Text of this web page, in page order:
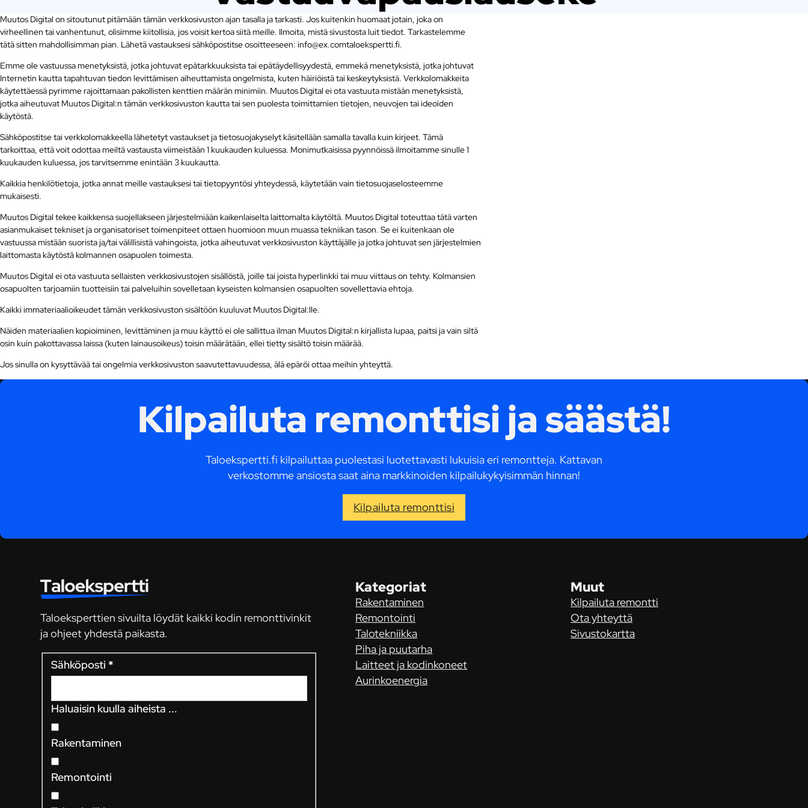
Muutos Digital on sitoutunut pitämään tämän verkkosivuston ajan tasalla ja tarkasti. Jos kuitenkin huomaat jotain, joka on
virheellinen tai vanhentunut, olisimme kiitollisia, jos voisit kertoa siitä meille. Ilmoita, mistä sivustosta luit tiedot. Tarkastelemme
tätä sitten mahdollisimman pian. Lähetä vastauksesi sähköpostitse osoitteeseen: info@ex.comtaloekspertti.fi.
Emme ole vastuussa menetyksistä, jotka johtuvat epätarkkuuksista tai epätäydellisyydestä, emmekä menetyksistä, jotka johtuvat
Internetin kautta tapahtuvan tiedon levittämisen aiheuttamista ongelmista, kuten häiriöistä tai keskeytyksistä. Verkkolomakkeita
käytettäessä pyrimme rajoittamaan pakollisten kenttien määrän minimiin. Muutos Digital ei ota vastuuta mistään menetyksistä,
jotka aiheutuvat Muutos Digital:n tämän verkkosivuston kautta tai sen puolesta toimittamien tietojen, neuvojen tai ideoiden
käytöstä.
Sähköpostitse tai verkkolomakkeella lähetetyt vastaukset ja tietosuojakyselyt käsitellään samalla tavalla kuin kirjeet. Tämä
tarkoittaa, että voit odottaa meiltä vastausta viimeistään 1 kuukauden kuluessa. Monimutkaisissa pyynnöissä ilmoitamme sinulle 1
kuukauden kuluessa, jos tarvitsemme enintään 3 kuukautta.
Kaikkia henkilötietoja, jotka annat meille vastauksesi tai tietopyyntösi yhteydessä, käytetään vain tietosuojaselosteemme
mukaisesti.
Muutos Digital tekee kaikkensa suojellakseen järjestelmiään kaikenlaiselta laittomalta käytöltä. Muutos Digital toteuttaa tätä varten
asianmukaiset tekniset ja organisatoriset toimenpiteet ottaen huomioon muun muassa tekniikan tason. Se ei kuitenkaan ole
vastuussa mistään suorista ja/tai välillisistä vahingoista, jotka aiheutuvat verkkosivuston käyttäjälle ja jotka johtuvat sen järjestelmien
laittomasta käytöstä kolmannen osapuolen toimesta.
Muutos Digital ei ota vastuuta sellaisten verkkosivustojen sisällöstä, joille tai joista hyperlinkki tai muu viittaus on tehty. Kolmansien
osapuolten tarjoamiin tuotteisiin tai palveluihin sovelletaan kyseisten kolmansien osapuolten sovellettavia ehtoja.
Kaikki immateriaalioikeudet tämän verkkosivuston sisältöön kuuluvat Muutos Digital:lle.
Näiden materiaalien kopioiminen, levittäminen ja muu käyttö ei ole sallittua ilman Muutos Digital:n kirjallista lupaa, paitsi ja vain siltä
osin kuin pakottavassa laissa (kuten lainausoikeus) toisin määrätään, ellei tietty sisältö toisin määrää.
Jos sinulla on kysyttävää tai ongelmia verkkosivuston saavutettavuudessa, älä epäröi ottaa meihin yhteyttä.
Kilpailuta remonttisi ja säästä!
Taloekspertti.fi kilpailuttaa puolestasi luotettavasti lukuisia eri remontteja. Kattavan
verkostomme ansiosta saat aina markkinoiden kilpailukykyisimmän hinnan!
Kilpailuta remonttisi
Taloeksperttien sivuilta löydät kaikki kodin remonttivinkit
ja ohjeet yhdestä paikasta.
Sähköposti *
Haluaisin kuulla aiheista ...
Rakentaminen
Remontointi
Kategoriat
Rakentaminen
Remontointi
Talotekniikka
Piha ja puutarha
Laitteet ja kodinkoneet
Aurinkoenergia
Muut
Kilpailuta remontti
Ota yhteyttä
Sivustokartta